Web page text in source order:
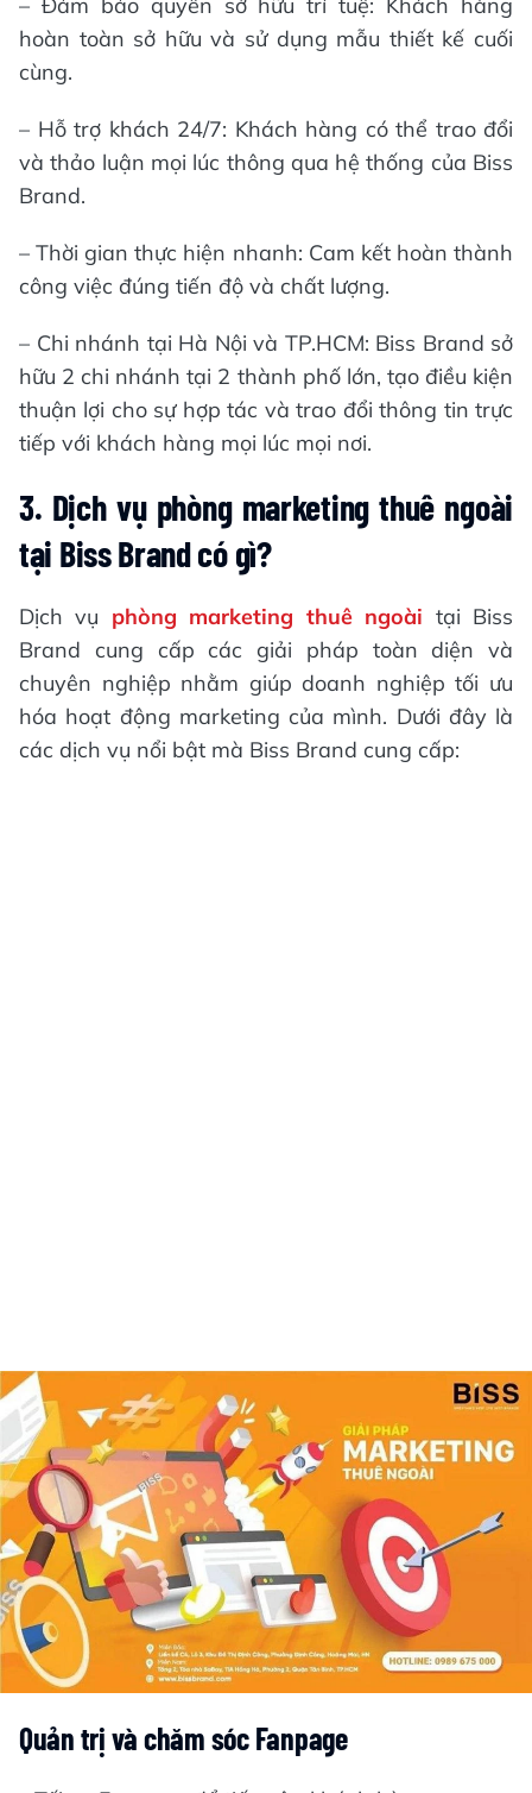
– Đảm bảo quyền sở hữu trí tuệ: Khách hàng
hoàn toàn sở hữu và sử dụng mẫu thiết kế cuối
cùng.
– Hỗ trợ khách 24/7: Khách hàng có thể trao đổi
và thảo luận mọi lúc thông qua hệ thống của Biss
Brand.
– Thời gian thực hiện nhanh: Cam kết hoàn thành
công việc đúng tiến độ và chất lượng.
– Chi nhánh tại Hà Nội và TP.HCM: Biss Brand sở
hữu 2 chi nhánh tại 2 thành phố lớn, tạo điều kiện
thuận lợi cho sự hợp tác và trao đổi thông tin trực
tiếp với khách hàng mọi lúc mọi nơi.
3. Dịch vụ phòng marketing thuê ngoài
tại Biss Brand có gì?
Dịch vụ phòng marketing thuê ngoài tại Biss
Brand cung cấp các giải pháp toàn diện và
chuyên nghiệp nhằm giúp doanh nghiệp tối ưu
hóa hoạt động marketing của mình. Dưới đây là
các dịch vụ nổi bật mà Biss Brand cung cấp:
Quản trị và chăm sóc Fanpage